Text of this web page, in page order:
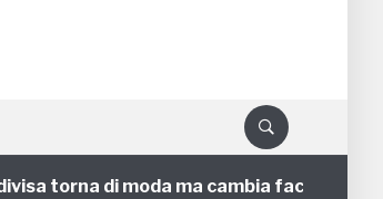
di moda ma cambia faccia